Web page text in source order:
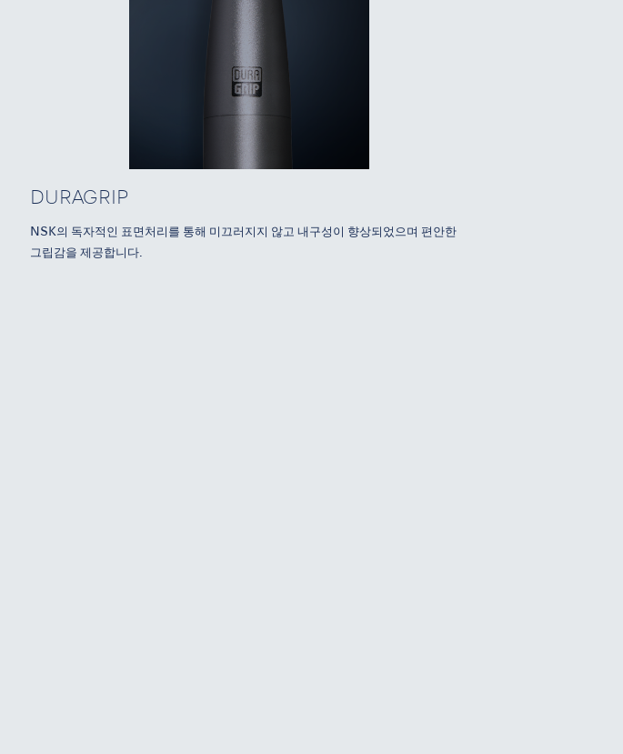
DURAGRIP
NSK의 독자적인 표면처리를 통해 미끄러지지 않고 내구성이 향상되었으며 편안한
그립감을 제공합니다.